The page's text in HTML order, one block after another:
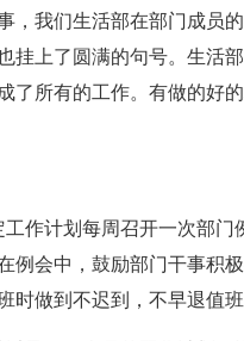
，我们生活部在部门成员
挂上了圆满的句号。生活
了所有的工作。有做的好
计划每周召开一次部门
例会中，鼓励部门干事积
时做到不迟到，不早退值